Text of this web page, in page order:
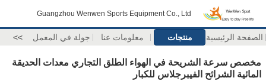
Guangzhou Wenwen Sports Equipment Co., Ltd
الصفحة الرئيسية منتجات معلومات عنا جولة في المعمل >>
مخصص سرعة الشريحة في الهواء الطلق التجاري معدات الحديقة
المائية الشرائح الفيبرجلاس للكبار